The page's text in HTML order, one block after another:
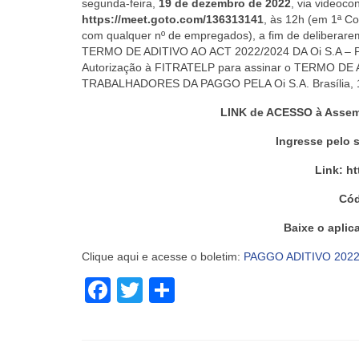
segunda-feira, 19 de dezembro de 2022, via
https://meet.goto.com/136313141, às 12h (em 1ª
com qualquer nº de empregados), a fim de
TERMO DE ADITIVO AO ACT 2022/2024 DA Oi S.A –
Autorização à FITRATELP para assinar o TERMO DE
TRABALHADORES DA PAGGO PELA Oi S.A.
LINK de ACESSO à
Ingresse pelo
Link:
Baixe o
Clique aqui e acesse o boletim: PAGGO ADITIVO 2022
Facebook
Twitter